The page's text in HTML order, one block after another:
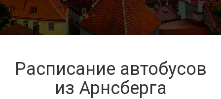
Расписание автобусов
из Арнсберга